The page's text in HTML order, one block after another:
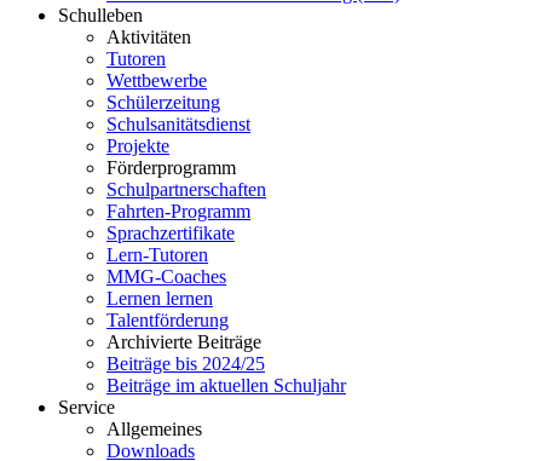
Schulleben
Aktivitäten
Tutoren
Wettbewerbe
Schülerzeitung
Schulsanitätsdienst
Projekte
Förderprogramm
Schulpartnerschaften
Fahrten-Programm
Sprachzertifikate
Lern-Tutoren
MMG-Coaches
Lernen lernen
Talentförderung
Archivierte Beiträge
Beiträge bis 2024/25
Beiträge im aktuellen Schuljahr
Service
Allgemeines
Downloads